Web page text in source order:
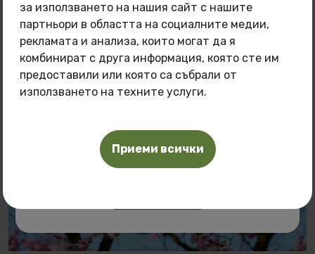
за използването на нашия сайт с нашите
партньори в областта на социалните медии,
рекламата и анализа, които могат да я
комбинират с друга информация, която сте им
предоставили или която са събрали от
използването на техните услуги.
Приеми всички
Поглезете кожата си с натурална грижа на
специална цена!
Масла, които може да закупите:
Масло от Тубероза Полиантес
Масло от Розов лотос